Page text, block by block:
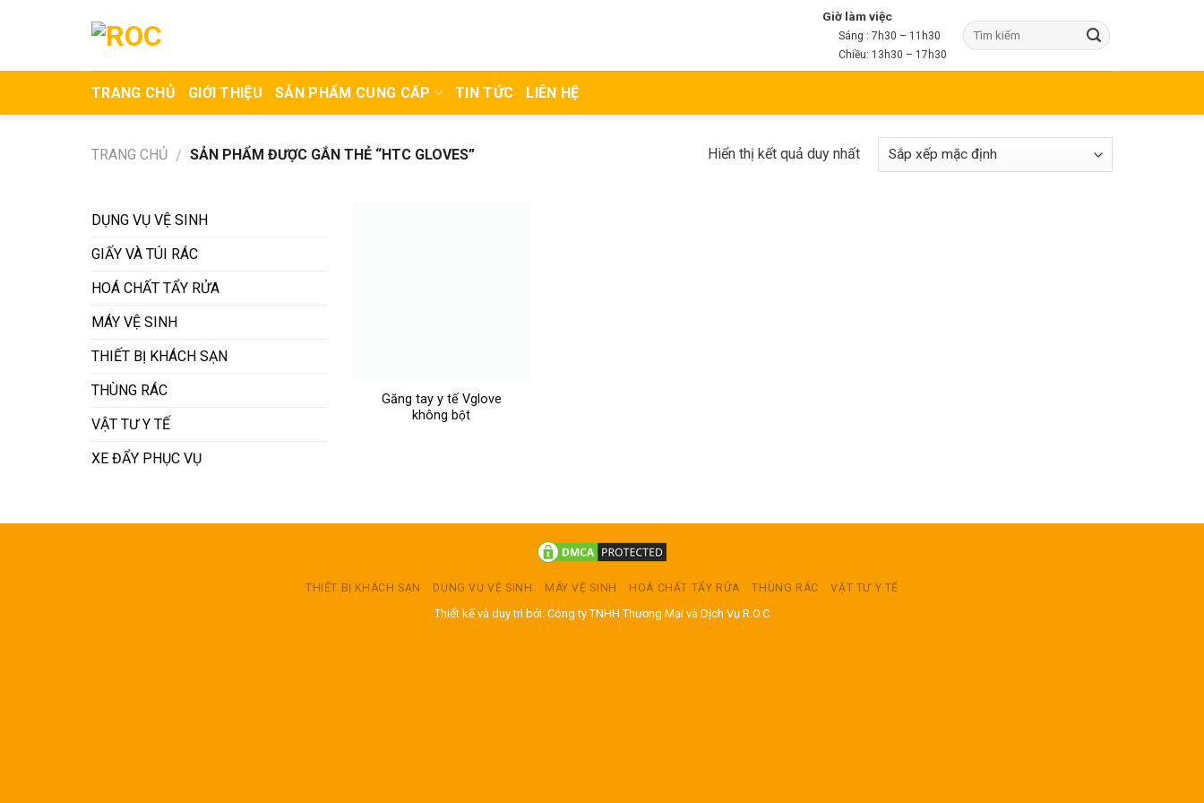
Giờ làm việc
Sáng : 7h30 – 11h30
Chiều: 13h30 – 17h30
TRANG CHỦ GIỚI THIỆU SẢN PHẨM CUNG CẤP TIN TỨC LIÊN HỆ
TRANG CHỦ / SẢN PHẨM ĐƯỢC GẮN THẺ “HTC GLOVES” Hiển thị kết quả duy nhất
DỤNG VỤ VỆ SINH
GIẤY VÀ TÚI RÁC
HOÁ CHẤT TẨY RỬA
MÁY VỆ SINH
THIẾT BỊ KHÁCH SẠN
THÙNG RÁC
VẬT TƯ Y TẾ
XE ĐẨY PHỤC VỤ
Găng tay y tế Vglove
không bột
THIẾT BỊ KHÁCH SẠN DỤNG VỤ VỆ SINH MÁY VỆ SINH HOÁ CHẤT TẨY RỬA THÙNG RÁC VẬT TƯ Y TẾ
Thiết kế và duy trì bởi: Công ty TNHH Thương Mại và Dịch Vụ R.O.C